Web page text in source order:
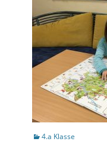
Kategorien
4.a Klasse